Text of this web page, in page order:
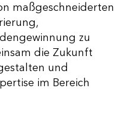
maßgeschneiderten
zu
die Zukunft
und
im Bereich